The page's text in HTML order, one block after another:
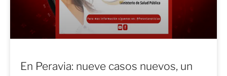
En Peravia: nueve casos nuevos, un